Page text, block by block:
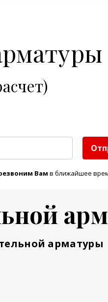
Вам в ближайшее
арматуры